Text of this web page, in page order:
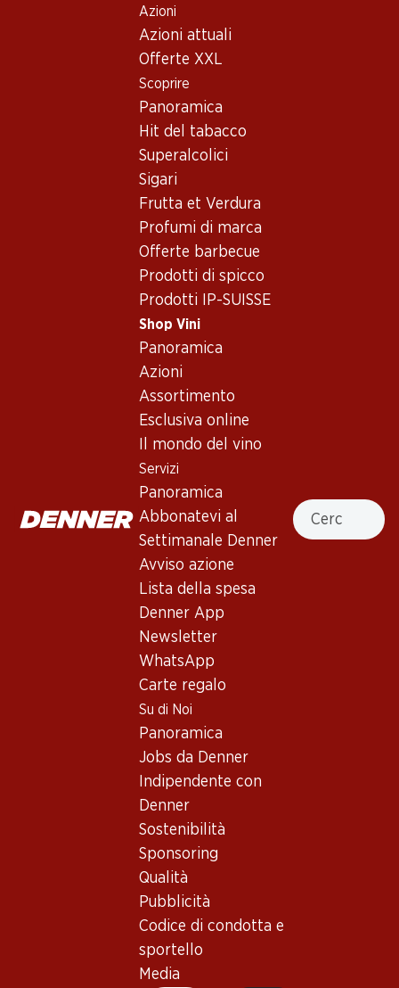
Azioni
Azioni attuali
Offerte XXL
Scoprire
Panoramica
Hit del tabacco
Superalcolici
Sigari
Frutta et Verdura
Profumi di marca
Offerte barbecue
Prodotti di spicco
Prodotti IP-SUISSE
Shop Vini
Panoramica
Azioni
Assortimento
Esclusiva online
Il mondo del vino
Servizi
Panoramica
Abbonatevi al
Settimanale Denner
Avviso azione
Lista della spesa
Denner App
Newsletter
WhatsApp
Carte regalo
Su di Noi
Panoramica
Jobs da Denner
Indipendente con
Denner
Sostenibilità
Sponsoring
Qualità
Pubblicità
Codice di condotta e
sportello
Media
Cercare
Vino/champagne
Vin de Pays des Pyrénées Orientales
Verger du Soleil Chardonnay Pays d'Oc IGP
Fronte Retro Imballaggio
Verger du Soleil Chardonnay
Pays d'Oc IGP
,Vin de Pays des Pyrénées Orientales
Giallo chiaro con riflessi verdi. Profumo di fiori d’acacia e di
frutta esotica. Al palato risulta rotondo e fruttato.
Buono a sapersi
Maturità di beva
Temperatura di beva